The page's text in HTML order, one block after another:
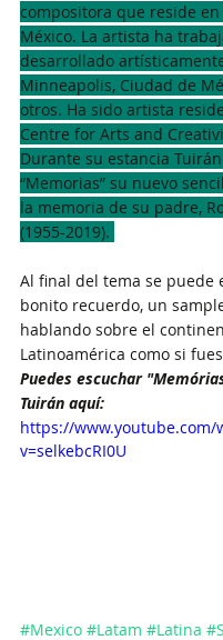
compositora que reside
México. La artista ha
desarrollado
Minneapolis, Ciudad de
otros. Ha sido artista
Centre for Arts and
Durante su estancia
“Memorias” su nuevo
la memoria de su padre,
(1955-2019).
Al final del tema se puede
bonito recuerdo, un
hablando sobre el
Latinoamérica como si
Puedes escuchar
Tuirán aquí:
https://www.youtube.com/
v=selkebcRI0U
#Mexico #Latam #Latina